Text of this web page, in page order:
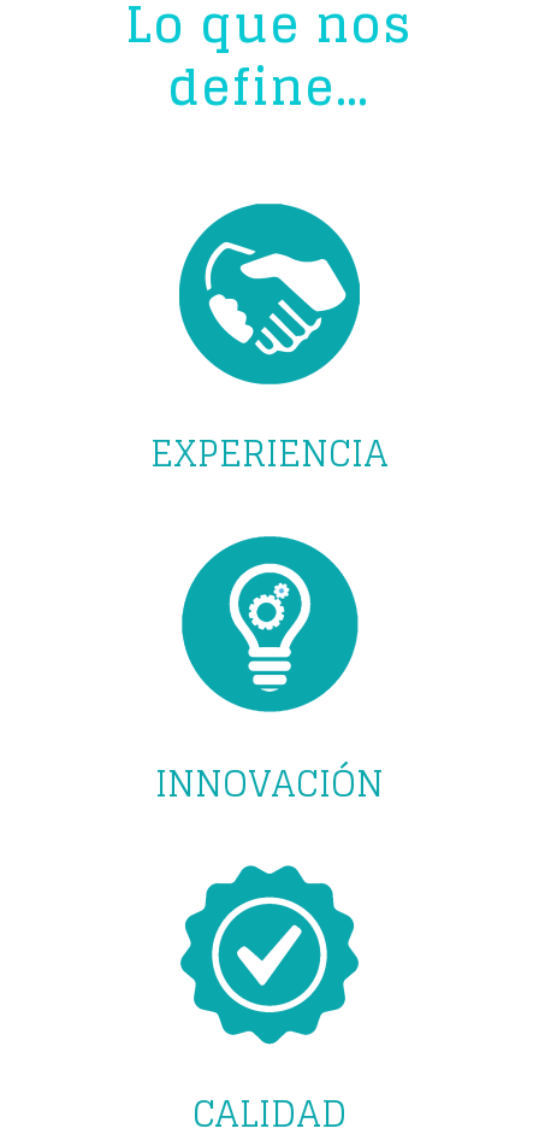
Lo que nos
define…
EXPERIENCIA
INNOVACIÓN
CALIDAD